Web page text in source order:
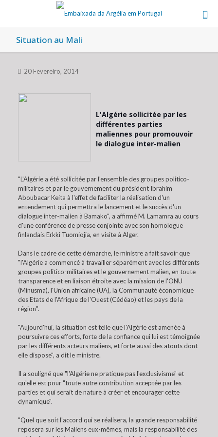
Situation au Mali
20 Fevereiro, 2014
L'Algérie sollicitée par les
différentes parties
maliennes pour promouvoir
le dialogue inter-malien
"L'Algérie a été sollicitée par l'ensemble des groupes politico-
militaires et par le gouvernement du président Ibrahim
Aboubacar Keita à l'effet de faciliter la réalisation d'un
entendement qui permettra le lancement et le succès d'un
dialogue inter-malien à Bamako", a affirmé M. Lamamra au cours
d'une conférence de presse conjointe avec son homologue
finlandais Erkki Tuomiojia, en visite à Alger.
Dans le cadre de cette démarche, le ministre a fait savoir que
"l'Algérie a commencé à travailler séparément avec les différents
groupes politico-militaires et le gouvernement malien, en toute
transparence et en liaison étroite avec la mission de l'ONU
(Minusma), l'Union africaine (UA), la Communauté économique
des Etats de l'Afrique de l'Ouest (Cédéao) et les pays de la
région".
"Aujourd'hui, la situation est telle que l'Algérie est amenée à
poursuivre ces efforts, forte de la confiance qui lui est témoignée
par les différents acteurs maliens, et forte aussi des atouts dont
elle dispose", a dit le ministre.
Il a souligné que "l'Algérie ne pratique pas l'exclusivisme" et
qu'elle est pour "toute autre contribution acceptée par les
parties et qui serait de nature à créer et encourager cette
dynamique".
"Quel que soit l'accord qui se réalisera, la grande responsabilité
reposera sur les Maliens eux-mêmes, mais la responsabilité des